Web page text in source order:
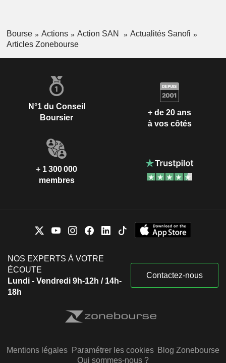
Bourse Actions Action SAN
Actualités Sanofi
Articles Zonebourse
N°1 du Conseil
Boursier
+ de 20 ans
à vos côtés
+ 1 300 000
membres
NOS EXPERTS À VOTRE
ÉCOUTE
Lundi - Vendredi 9h-12h / 14h-
18h
Contactez-nous
Mentions légales Paramétrer les cookies Blog Zonebourse
Qui sommes-nous ?